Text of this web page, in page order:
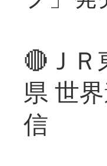
🔴ＪＲ
県 世
信